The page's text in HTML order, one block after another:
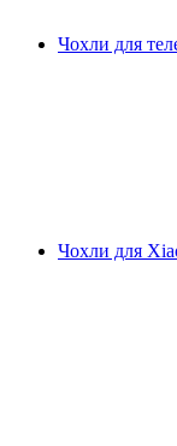
Чохли для
Чохли для